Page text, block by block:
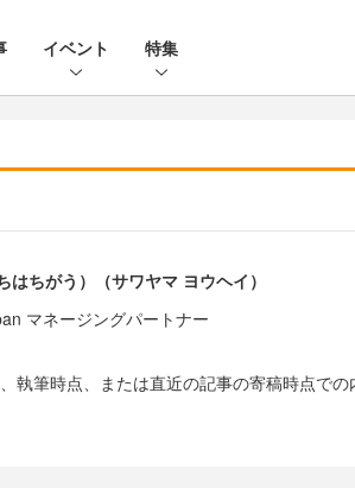
イベント 特集
はちがう）（サワヤマ ヨウヘイ）
マネージングパートナー
執筆時点、または直近の記事の寄稿時点での